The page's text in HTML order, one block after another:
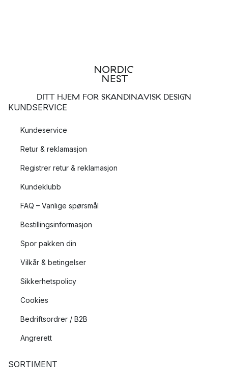
DITT HJEM FOR SKANDINAVISK DESIGN
KUNDSERVICE
Kundeservice
Retur & reklamasjon
Registrer retur & reklamasjon
Kundeklubb
FAQ – Vanlige spørsmål
Bestillingsinformasjon
Spor pakken din
Vilkår & betingelser
Sikkerhetspolicy
Cookies
Bedriftsordrer / B2B
Angrerett
SORTIMENT